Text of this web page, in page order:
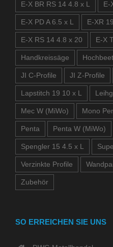
E-X BR RS 14 4.8 x L E-
E-X PD A 6.5 x L E-XR
E-X RS 14 4.8 x 20 E-X
Handkreissäge Hochbeet
JI C-Profile JI Z-Profile
Lapstitch 19 10 x L
Mec W (MiWo) Mono
Penta Penta W (MiWo)
Spengler 15 4.5 x L
Verzinkte Profile
Zubehör
SO ERREICHEN SIE UNS